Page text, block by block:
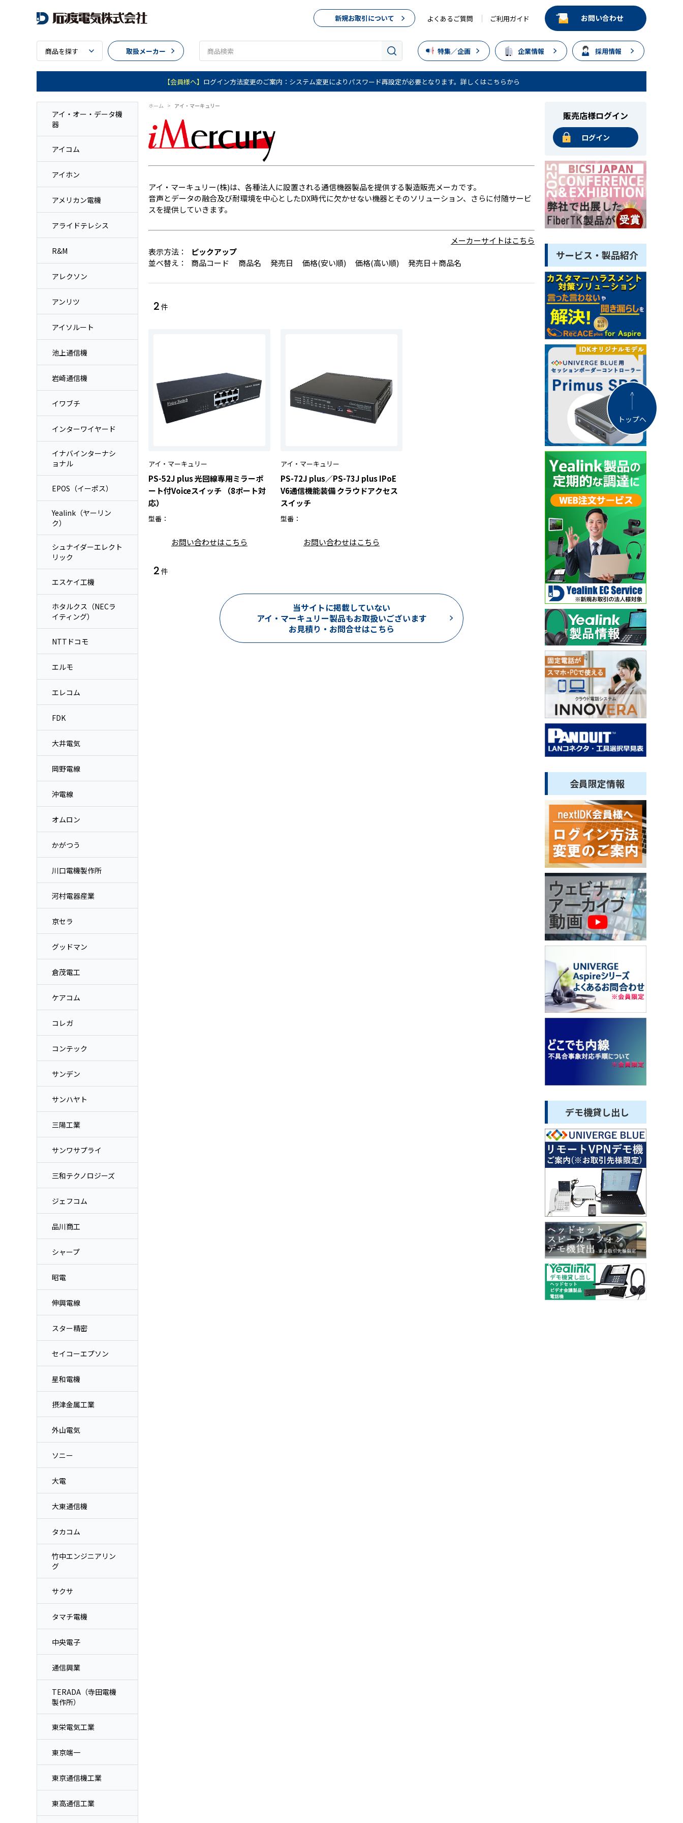
トップへ
新規お取引について よくあるご質問 ご利用ガイド お問い合わせ
商品を探す 取扱メーカー 特集／企画 企業情報 採用情報
【会員様へ】 ログイン方法変更のご案内：システム変更によりパスワード再設定が必要となります。詳しくはこちらから
ホーム > アイ・マーキュリー
アイ・マーキュリー(株)は、各種法人に設置される通信機器製品を提供する製造販売メーカです。
音声とデータの融合及び耐環境を中心としたDX時代に欠かせない機器とそのソリューション、さらに付随サービ
スを提供していきます。
メーカーサイトはこちら
表示方法：
ピックアップ
並べ替え：
商品コード 商品名 発売日 価格(安い順) 価格(高い順) 発売日＋商品名
2 件
アイ・マーキュリー
PS-52J plus 光回線専用ミラーポ
ート付Voiceスイッチ （8ポート対
応）
型番：
お問い合わせはこちら
アイ・マーキュリー
PS-72J plus／PS-73J plus IPoE
V6通信機能装備 クラウドアクセス
スイッチ
型番：
お問い合わせはこちら
2 件
当サイトに掲載していない
アイ・マーキュリー製品もお取扱いございます
お見積り・お問合せはこちら
販売店様ログイン
ログイン
サービス・製品紹介
会員限定情報
デモ機貸し出し
アイ・オー・データ機
器
アイコム
アイホン
アメリカン電機
アライドテレシス
R&M
アレクソン
アンリツ
アイソルート
池上通信機
岩崎通信機
イワブチ
インターワイヤード
イナバインターナシ
ョナル
EPOS（イーポス）
Yealink（ヤーリン
ク）
シュナイダーエレクト
リック
エスケイ工機
ホタルクス（NECラ
イティング）
NTTドコモ
エルモ
エレコム
FDK
大井電気
岡野電線
沖電線
オムロン
かがつう
川口電機製作所
河村電器産業
京セラ
グッドマン
倉茂電工
ケアコム
コレガ
コンテック
サンデン
サンハヤト
三陽工業
サンワサプライ
三和テクノロジーズ
ジェフコム
品川商工
シャープ
昭電
伸興電線
スター精密
セイコーエプソン
星和電機
摂津金属工業
外山電気
ソニー
大電
大東通信機
タカコム
竹中エンジニアリン
グ
サクサ
タマチ電機
中央電子
通信興業
TERADA（寺田電機
製作所）
東栄電気工業
東京端一
東京通信機工業
東高通信工業